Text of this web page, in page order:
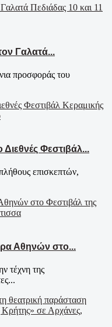
Γαλατά...
προσφοράς του
Φεστιβάλ...
επισκεπτών,
Αθηνών στο...
τέχνη της